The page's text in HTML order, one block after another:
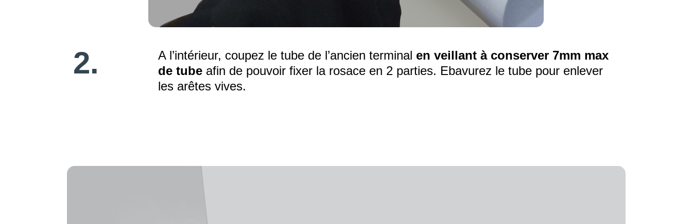
2. A l’intérieur, coupez le tube de l’ancien terminal en veillant à conserver 7mm max
de tube afin de pouvoir fixer la rosace en 2 parties. Ebavurez le tube pour enlever
les arêtes vives.